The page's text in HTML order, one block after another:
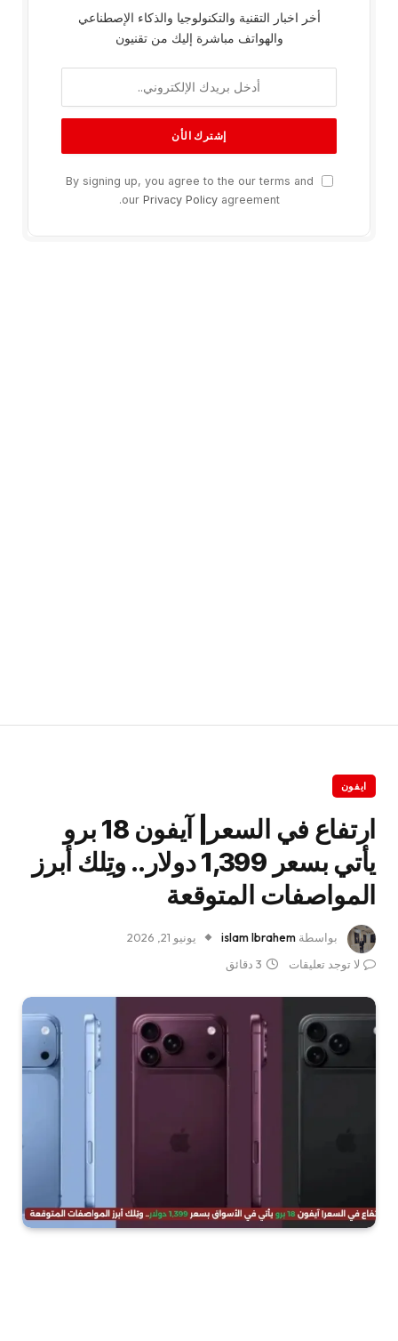
أخر اخبار التقنية والتكنولوجيا والذكاء الإصطناعي
والهواتف مباشرة إليك من تقنيون
By signing up, you agree to the our terms and
our Privacy Policyagreement.
ايفون
ارتفاع في السعر| آيفون 18 برو
يأتي بسعر 1,399 دولار.. وتِلك أبرز
المواصفات المتوقعة
بواسطة islam Ibrahem
يونيو 21, 2026
لا توجد تعليقات
3 دقائق